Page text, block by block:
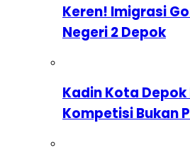
Keren! Imigrasi
Negeri 2 Depok
Kadin Kota
Kompetisi Bukan